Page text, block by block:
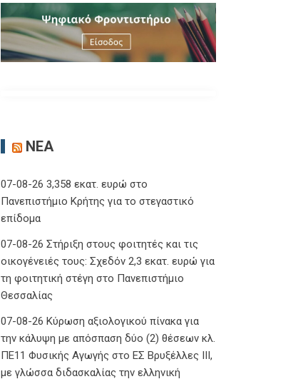
ΝΈΑ
07-08-26 3,358 εκατ. ευρώ στο
Πανεπιστήμιο Κρήτης για το στεγαστικό
επίδομα
07-08-26 Στήριξη στους φοιτητές και τις
οικογένειές τους: Σχεδόν 2,3 εκατ. ευρώ για
τη φοιτητική στέγη στο Πανεπιστήμιο
Θεσσαλίας
07-08-26 Κύρωση αξιολογικού πίνακα για
την κάλυψη με απόσπαση δύο (2) θέσεων κλ.
ΠΕ11 Φυσικής Αγωγής στο ΕΣ Βρυξέλλες ΙΙΙ,
με γλώσσα διδασκαλίας την ελληνική